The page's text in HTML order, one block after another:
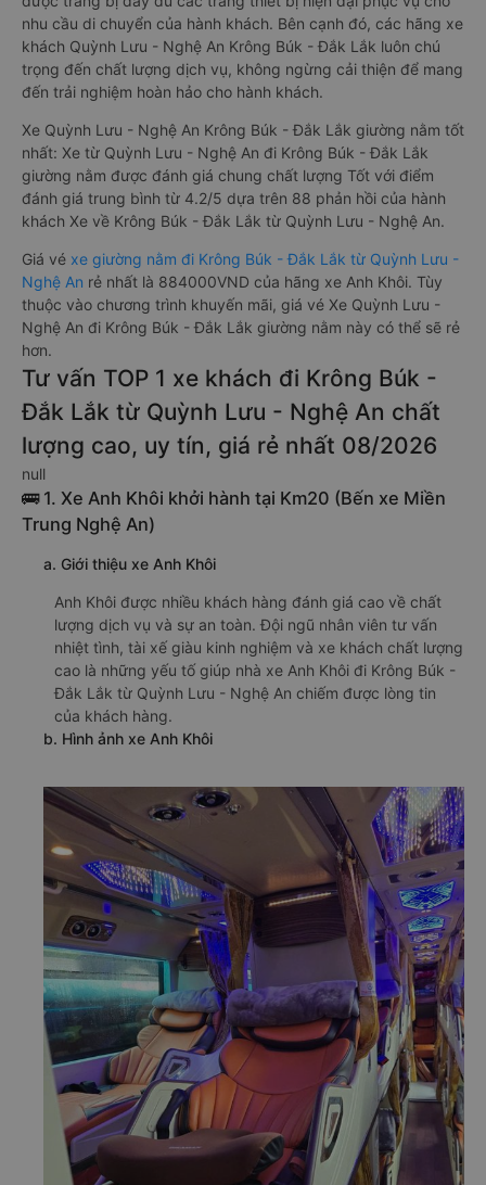
nhu cầu di chuyển của hành khách. Bên cạnh đó, các hãng xe
khách Quỳnh Lưu - Nghệ An Krông Búk - Đắk Lắk luôn chú
trọng đến chất lượng dịch vụ, không ngừng cải thiện để mang
đến trải nghiệm hoàn hảo cho hành khách.
Xe Quỳnh Lưu - Nghệ An Krông Búk - Đắk Lắk giường nằm tốt
nhất: Xe từ Quỳnh Lưu - Nghệ An đi Krông Búk - Đắk Lắk
giường nằm được đánh giá chung chất lượng Tốt với điểm
đánh giá trung bình từ 4.2/5 dựa trên 88 phản hồi của hành
khách Xe về Krông Búk - Đắk Lắk từ Quỳnh Lưu - Nghệ An.
Giá vé xe giường nằm đi Krông Búk - Đắk Lắk từ Quỳnh Lưu -
Nghệ An rẻ nhất là 884000VND của hãng xe Anh Khôi. Tùy
thuộc vào chương trình khuyến mãi, giá vé Xe Quỳnh Lưu -
Nghệ An đi Krông Búk - Đắk Lắk giường nằm này có thể sẽ rẻ
hơn.
Tư vấn TOP 1 xe khách đi Krông Búk -
Đắk Lắk từ Quỳnh Lưu - Nghệ An chất
lượng cao, uy tín, giá rẻ nhất 08/2026
null
🚌 1. Xe Anh Khôi khởi hành tại Km20 (Bến xe Miền
Trung Nghệ An)
a. Giới thiệu xe Anh Khôi
Anh Khôi được nhiều khách hàng đánh giá cao về chất
lượng dịch vụ và sự an toàn. Đội ngũ nhân viên tư vấn
nhiệt tình, tài xế giàu kinh nghiệm và xe khách chất lượng
cao là những yếu tố giúp nhà xe Anh Khôi đi Krông Búk -
Đắk Lắk từ Quỳnh Lưu - Nghệ An chiếm được lòng tin
của khách hàng.
b. Hình ảnh xe Anh Khôi